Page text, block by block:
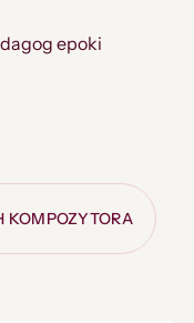
epoki
KOMPOZYTORA